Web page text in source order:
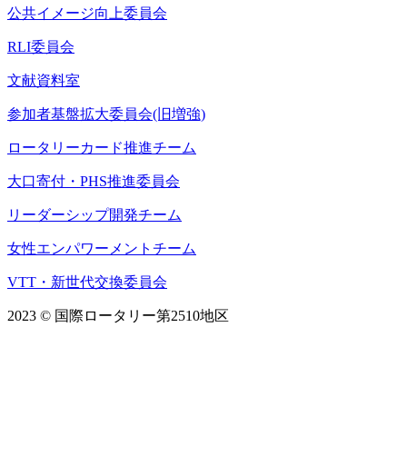
公共イメージ向上委員会
RLI委員会
文献資料室
参加者基盤拡大委員会(旧増強)
ロータリーカード推進チーム
大口寄付・PHS推進委員会
リーダーシップ開発チーム
女性エンパワーメントチーム
VTT・新世代交換委員会
2023 © 国際ロータリー第2510地区